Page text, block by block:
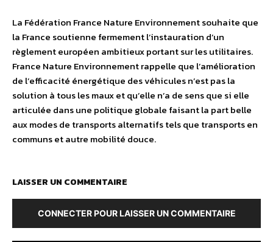
La Fédération France Nature Environnement souhaite que
la France soutienne fermement l’instauration d’un
règlement européen ambitieux portant sur les utilitaires.
France Nature Environnement rappelle que l’amélioration
de l’efficacité énergétique des véhicules n’est pas la
solution à tous les maux et qu’elle n’a de sens que si elle
articulée dans une politique globale faisant la part belle
aux modes de transports alternatifs tels que transports en
communs et autre mobilité douce.
LAISSER UN COMMENTAIRE
CONNECTER POUR LAISSER UN COMMENTAIRE